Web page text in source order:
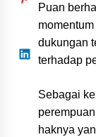
Puan
dukungan
terhadap
Sebagai
haknya